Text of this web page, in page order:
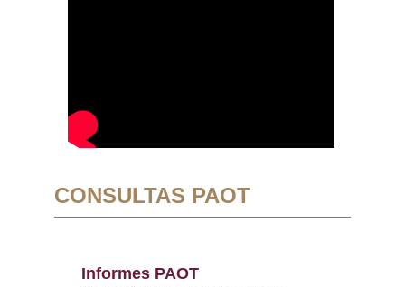
CONSULTAS PAOT
Informes PAOT